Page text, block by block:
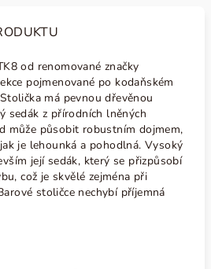
od renomované značky
pojmenované po kodaňském
má pevnou dřevěnou
sedák z přírodních lněných
může působit robustním dojmem,
je lehounká a pohodlná. Vysoký
její sedák, který se přizpůsobí
což je skvělé zejména při
stoličce nechybí příjemná